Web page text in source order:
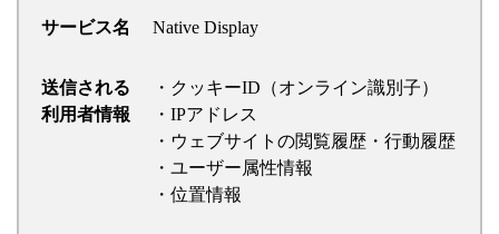
サービス名 Native Display
送信される
利用者情報
・クッキーID（オンライン識別子）
・IPアドレス
・ウェブサイトの閲覧履歴・行動履歴
・ユーザー属性情報
・位置情報